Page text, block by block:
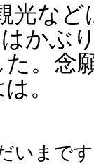
光な
かぶ
。念
。
まです